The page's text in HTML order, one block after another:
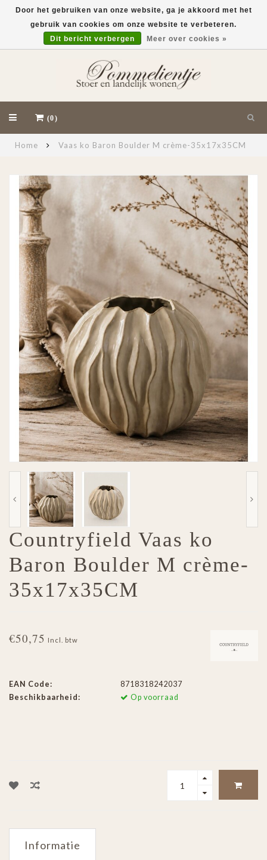
(0)
Home Vaas ko Baron Boulder M crème-35x17x35CM
Countryfield Vaas ko
Baron Boulder M crème-
35x17x35CM
€50,75 Incl. btw
EAN Code:
8718318242037
Beschikbaarheid:
Op voorraad
Informatie
Door het gebruiken van onze website, ga je akkoord met het
gebruik van cookies om onze website te verbeteren.
Dit bericht verbergen
Meer over cookies »